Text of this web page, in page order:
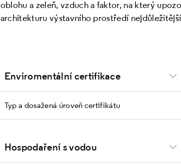
oblohu a zeleň, vzduch a faktor, na který
architekturu výstavního prostředí
Enviromentální certifikace
Typ a dosažená úroveň certifikátu
Hospodaření s vodou